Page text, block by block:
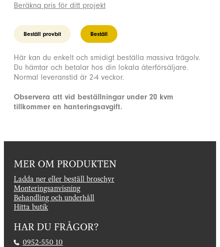
Beräkna pris för ditt projekt
Beställ provbit Beställ
Här kan du enkelt och smidigt beställa massiva trägolv.
Du hämtar och betalar hos din lokala återförsäljare.
Normal leveranstid är 2-4 veckor.
Observera att vid beställningar under 20 kvm
tillkommer en hanteringsavgift.
MER OM PRODUKTEN
Ladda ner eller beställ broschyr
Monteringsanvisning
Behandling och underhåll
Hitta butik
HAR DU FRÅGOR?
0952-550 10